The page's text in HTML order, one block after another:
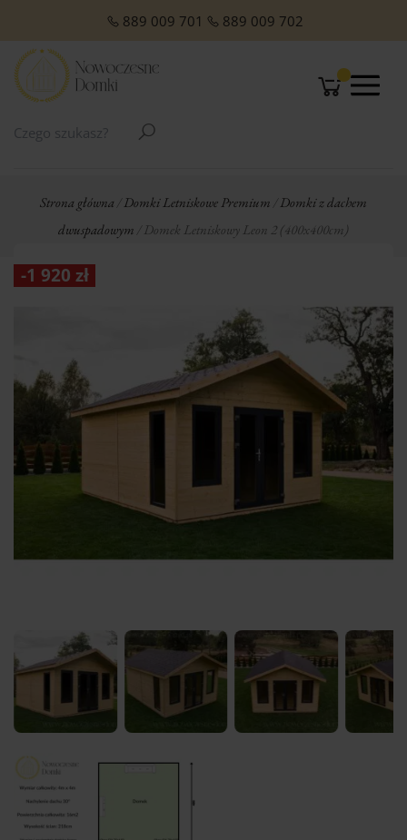
889 009 701 889 009 702
Strona główna Domki Letniskowe Premium
Domki z dachem
dwuspadowym / Domek Letniskowy Leon 2 (400x400cm)
-1 920 zł